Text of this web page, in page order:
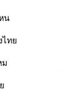
น
ไทย
ม